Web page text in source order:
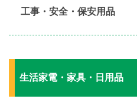
工事・安全・保安用品
生活家電・家具・日用品